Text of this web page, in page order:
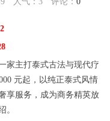
主打泰式古法与现代疗
元起，以纯正泰式风情
享服务，成为商务精英放
。